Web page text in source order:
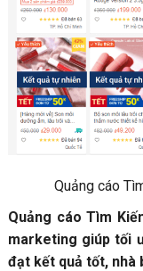
Quảng cáo
Quảng cáo Tìm
marketing giúp tối
đạt kết quả tốt, nhà